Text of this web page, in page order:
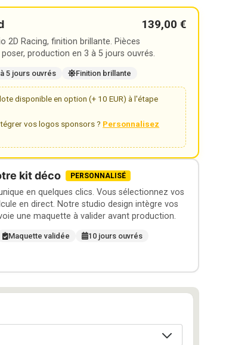
139,00 €
2D Racing, finition brillante. Pièces
production en 3 à 5 jours ouvrés.
5 jours ouvrés Finition brillante
disponible en option (+ 10 EUR) à l'étape
vos logos sponsors ? Personnalisez
kit déco PERSONNALISÉ
en quelques clics. Vous sélectionnez vos
en direct. Notre studio design intègre vos
une maquette à valider avant production.
Maquette validée
10 jours ouvrés